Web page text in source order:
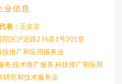
业信息
表： 王文京
陀区泸定路276弄1号201室
技推广和应用服务业
务,技术推广服务,科技推广和应用
研究和技术服务业